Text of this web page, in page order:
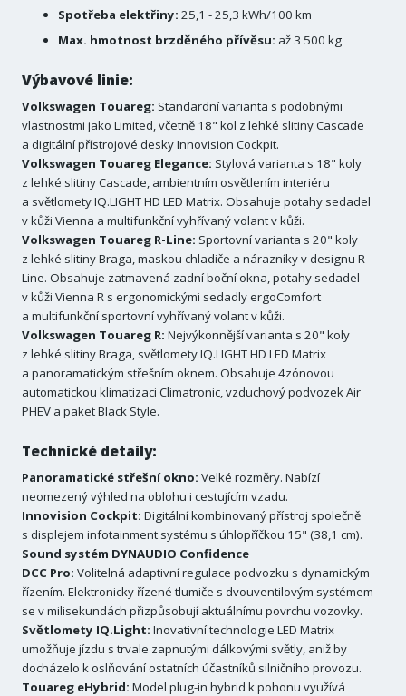
Spotřeba elektřiny: 25,1 - 25,3 kWh/100 km
Max. hmotnost brzděného přívěsu: až 3 500 kg
Výbavové linie:
Volkswagen Touareg: Standardní varianta s podobnými
vlastnostmi jako Limited, včetně 18" kol z lehké slitiny Cascade
a digitální přístrojové desky Innovision Cockpit.
Volkswagen Touareg Elegance: Stylová varianta s 18" koly
z lehké slitiny Cascade, ambientním osvětlením interiéru
a světlomety IQ.LIGHT HD LED Matrix. Obsahuje potahy sedadel
v kůži Vienna a multifunkční vyhřívaný volant v kůži.
Volkswagen Touareg R-Line: Sportovní varianta s 20" koly
z lehké slitiny Braga, maskou chladiče a nárazníky v designu R-
Line. Obsahuje zatmavená zadní boční okna, potahy sedadel
v kůži Vienna R s ergonomickými sedadly ergoComfort
a multifunkční sportovní vyhřívaný volant v kůži.
Volkswagen Touareg R: Nejvýkonnější varianta s 20" koly
z lehké slitiny Braga, světlomety IQ.LIGHT HD LED Matrix
a panoramatickým střešním oknem. Obsahuje 4zónovou
automatickou klimatizaci Climatronic, vzduchový podvozek Air
PHEV a paket Black Style.
Technické detaily:
Panoramatické střešní okno: Velké rozměry. Nabízí
neomezený výhled na oblohu i cestujícím vzadu.
Innovision Cockpit: Digitální kombinovaný přístroj společně
s displejem infotainment systému s úhlopříčkou 15" (38,1 cm).
Sound systém DYNAUDIO Confidence
DCC Pro: Volitelná adaptivní regulace podvozku s dynamickým
řízením. Elektronicky řízené tlumiče s dvouventilovým systémem
se v milisekundách přizpůsobují aktuálnímu povrchu vozovky.
Světlomety IQ.Light: Inovativní technologie LED Matrix
umožňuje jízdu s trvale zapnutými dálkovými světly, aniž by
docházelo k oslňování ostatních účastníků silničního provozu.
Touareg eHybrid: Model plug-in hybrid k pohonu využívá